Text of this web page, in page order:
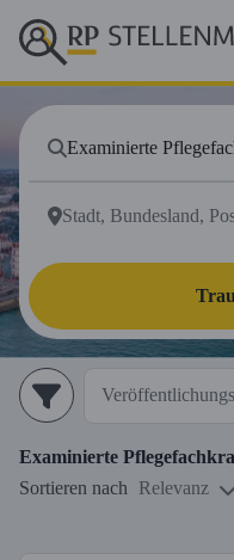
Examinierte
Sortieren nach Relevanz